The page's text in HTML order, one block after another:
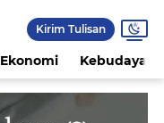
Kirim Tulisan
Ekonomi Kebudayaan